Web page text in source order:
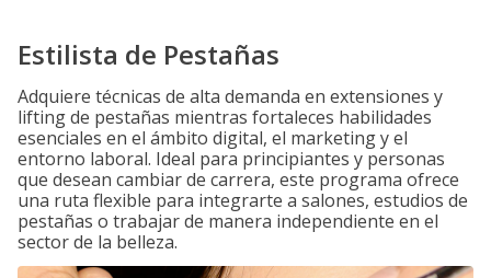
Estilista de Pestañas
Adquiere técnicas de alta demanda en extensiones y
lifting de pestañas mientras fortaleces habilidades
esenciales en el ámbito digital, el marketing y el
entorno laboral. Ideal para principiantes y personas
que desean cambiar de carrera, este programa ofrece
una ruta flexible para integrarte a salones, estudios de
pestañas o trabajar de manera independiente en el
sector de la belleza.